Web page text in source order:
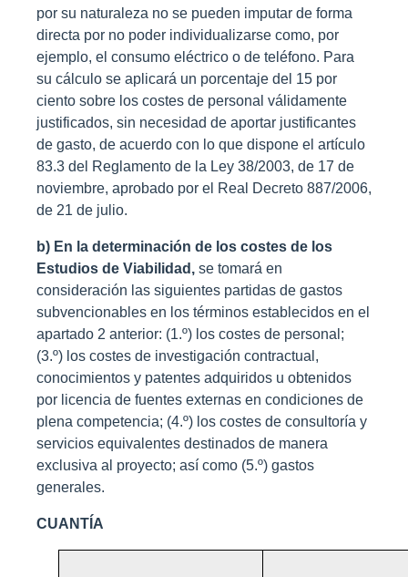
por su naturaleza no se pueden imputar de forma
directa por no poder individualizarse como, por
ejemplo, el consumo eléctrico o de teléfono. Para
su cálculo se aplicará un porcentaje del 15 por
ciento sobre los costes de personal válidamente
justificados, sin necesidad de aportar justificantes
de gasto, de acuerdo con lo que dispone el artículo
83.3 del Reglamento de la Ley 38/2003, de 17 de
noviembre, aprobado por el Real Decreto 887/2006,
de 21 de julio.
b) En la determinación de los costes de los
Estudios de Viabilidad, se tomará en
consideración las siguientes partidas de gastos
subvencionables en los términos establecidos en el
apartado 2 anterior: (1.º) los costes de personal;
(3.º) los costes de investigación contractual,
conocimientos y patentes adquiridos u obtenidos
por licencia de fuentes externas en condiciones de
plena competencia; (4.º) los costes de consultoría y
servicios equivalentes destinados de manera
exclusiva al proyecto; así como (5.º) gastos
generales.
CUANTÍ A